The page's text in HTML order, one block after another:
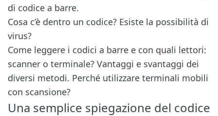
di codice a barre.
Cosa c’è dentro un codice? Esiste la possibilità di
virus?
Come leggere i codici a barre e con quali lettori:
scanner o terminale? Vantaggi e svantaggi dei
diversi metodi. Perché utilizzare terminali mobili
con scansione?
Una semplice spiegazione del codice